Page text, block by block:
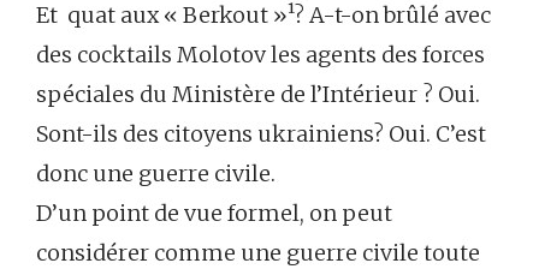
Et quat aux « Berkout »¹? A-t-on brûlé avec
des cocktails Molotov les agents des forces
spéciales du Ministère de l’Intérieur ? Oui.
Sont-ils des citoyens ukrainiens? Oui. C’est
donc une guerre civile.
D’un point de vue formel, on peut
considérer comme une guerre civile toute